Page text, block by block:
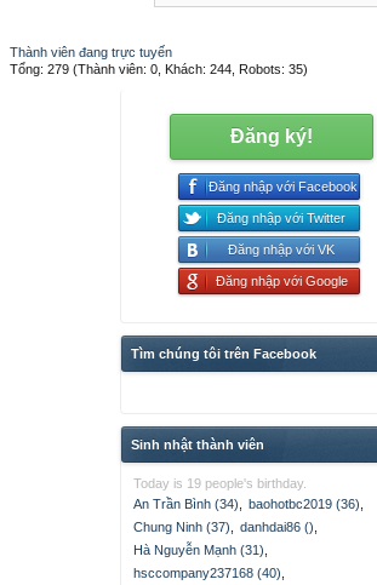
Thành viên đang trực tuyến
Tổng: 279 (Thành viên: 0, Khách: 244, Robots: 35)
Đăng ký!
Đăng nhập với Facebook
Đăng nhập với Twitter
Đăng nhập với VK
Đăng nhập với Google
Tìm chúng tôi trên Facebook
Sinh nhật thành viên
Today is 19 people's birthday.
An Trần Bình (34)
baohotbc2019 (36)
Chung Ninh (37)
danhdai86 ()
Hà Nguyễn Mạnh (31)
hsccompany237168 (40)